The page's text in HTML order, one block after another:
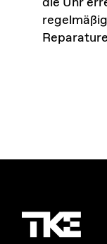
Über Uns &
Suche